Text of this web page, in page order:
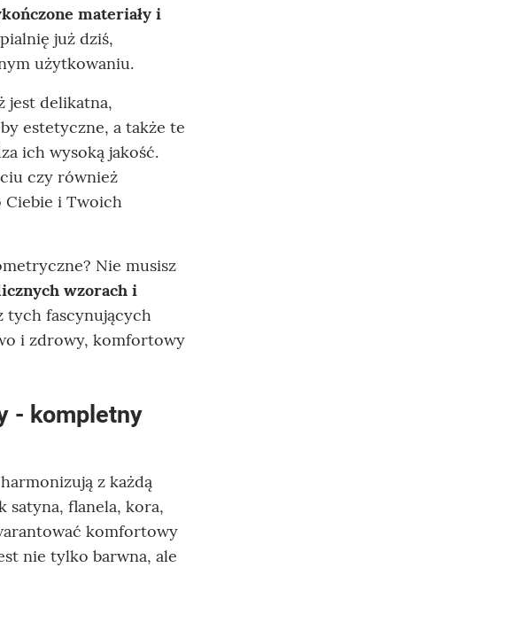
materiały i
już dziś,
użytkowaniu.
jest delikatna,
estetyczne, a także te
ich wysoką jakość.
czy również
Ciebie i Twoich
Nie musisz
wzorach i
tych fascynujących
i zdrowy, komfortowy
- kompletny
z każdą
satyna, flanela, kora,
komfortowy
nie tylko barwna, ale